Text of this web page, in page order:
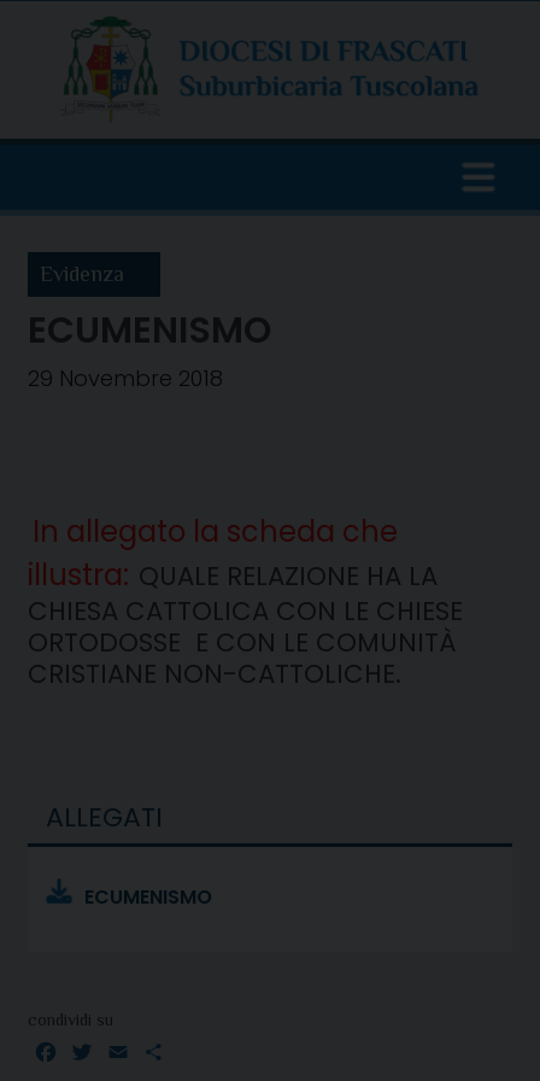
content
Evidenza
ECUMENISMO
29 Novembre 2018
In allegato la scheda che
illustra: QUALE RELAZIONE HA LA
CHIESA CATTOLICA CON LE CHIESE
ORTODOSSE E CON LE COMUNITÀ
CRISTIANE NON-CATTOLICHE.
ALLEGATI
ECUMENISMO
condividi su
Facebook
TwitterEmail